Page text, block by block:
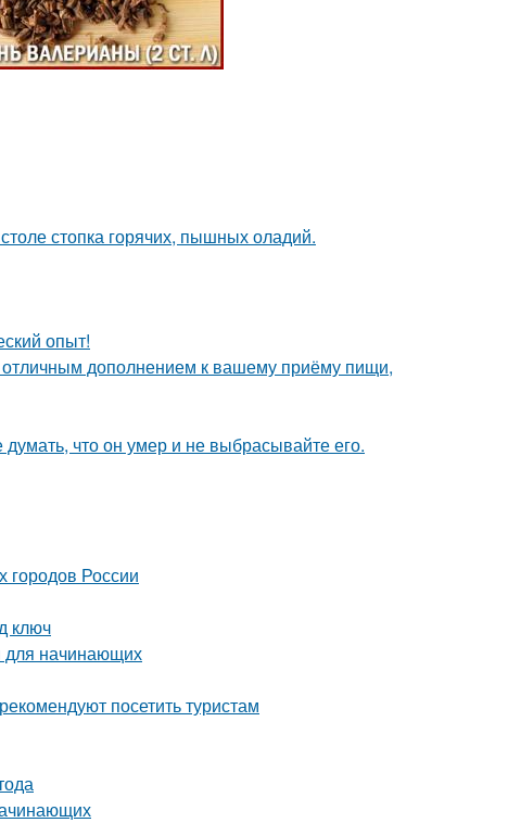
стопка горячих, пышных оладий.
опыт!
отличным дополнением к вашему приёму пищи,
что он умер и не выбрасывайте его.
городов России
ключ
для начинающих
посетить туристам